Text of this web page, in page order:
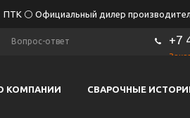
ПТК ⚪ Официальный дилер
Вопрос-ответ +7
КОМПАНИИ СВАРОЧНЫЕ